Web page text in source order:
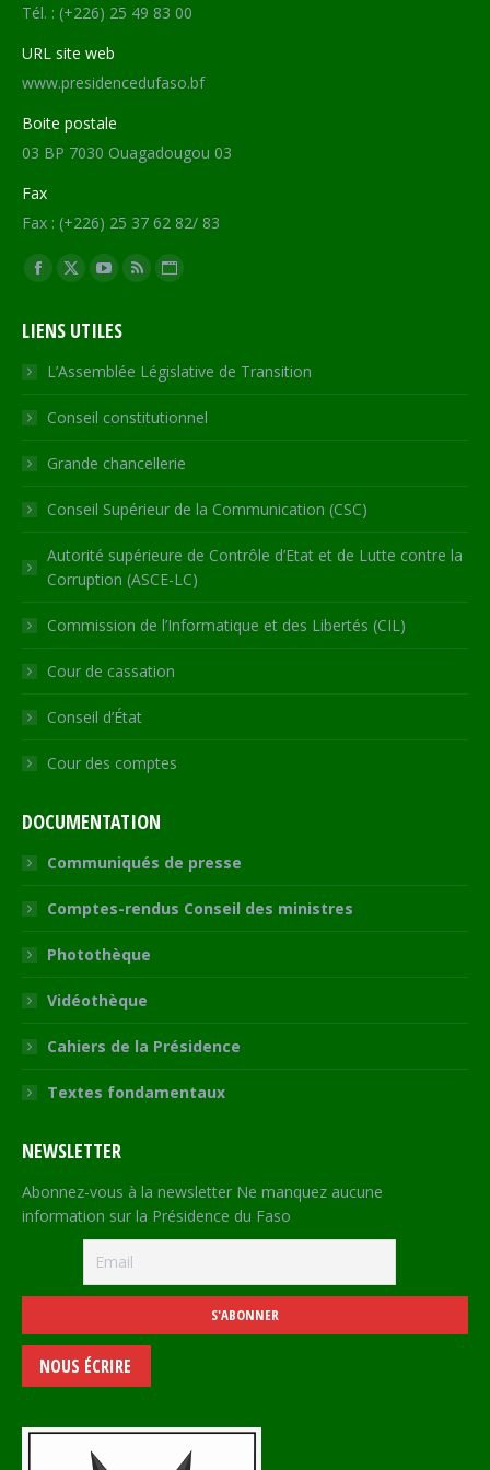
Tél. : (+226) 25 49 83 00
URL site web
www.presidencedufaso.bf
Boite postale
03 BP 7030 Ouagadougou 03
Fax
Fax : (+226) 25 37 62 82/ 83
Trouvez nous sur :
Facebook
opens
in
new
window
X
opens
in
new
window
YouTube
opens
in
new
window
RSS
in
new
window
Site
opens
in
new
LIENS UTILES
L’Assemblée Législative de Transition
Conseil constitutionnel
Grande chancellerie
Conseil Supérieur de la Communication (CSC)
Autorité supérieure de Contrôle d’Etat et de Lutte contre la
Corruption (ASCE-LC)
Commission de l’Informatique et des Libertés (CIL)
Cour de cassation
Conseil d’État
Cour des comptes
DOCUMENTATION
Communiqués de presse
Comptes-rendus Conseil des ministres
Photothèque
Vidéothèque
Cahiers de la Présidence
Textes fondamentaux
NEWSLETTER
Abonnez-vous à la newsletter Ne manquez aucune
information sur la Présidence du Faso
NOUS ÉCRIRE